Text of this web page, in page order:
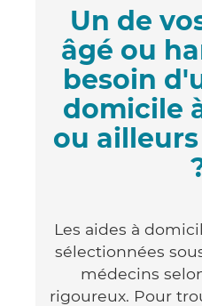
Un de
âgé ou
besoin
domicile
ou
Les aides à
sélectionnées
médecins
rigoureux. Pour